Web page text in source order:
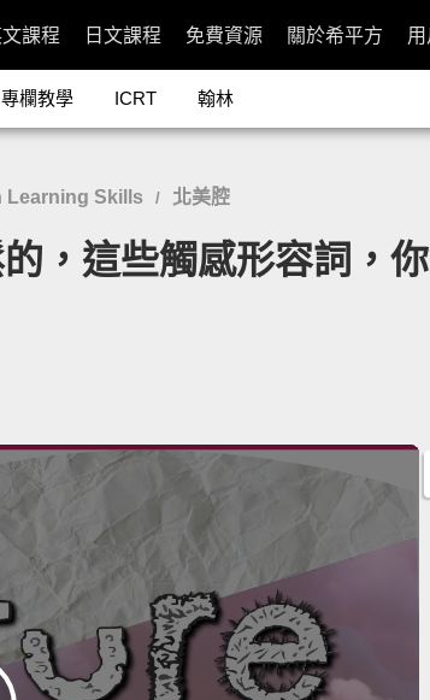
課程 日文課程 免費資源 關於希平方
專欄教學 ICRT 翰林
Learning Skills / 北美腔
，這些觸感形容詞，